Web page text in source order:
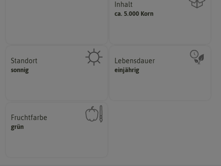
Inhalt
ca. 5.000 Korn
Wie viel ist enthalten
Standort
sonnig
Pflanze? (schattig, halbschattig,
sonnig, vollsonnig)
Lebensdauer
einjährig
einjährig, zweijährig oder
mehrjährig.
Fruchtfarbe
grün
sie nach dem Reifungsprozess
hat.